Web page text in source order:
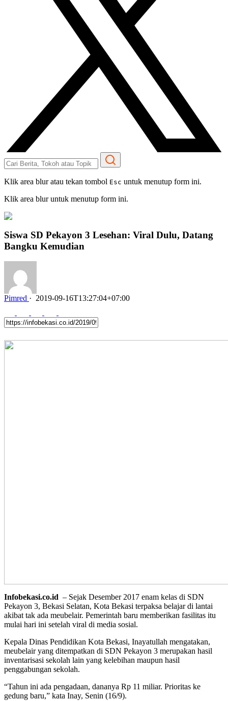
Klik area blur atau tekan tombol Esc untuk menutup form ini.
Klik area blur untuk menutup form ini.
Siswa SD Pekayon 3 Lesehan: Viral Dulu, Datang
Bangku Kemudian
Pimred · 2019-09-16T13:27:04+07:00
Infobekasi.co.id – Sejak Desember 2017 enam kelas di SDN
Pekayon 3, Bekasi Selatan, Kota Bekasi terpaksa belajar di lantai
akibat tak ada meubelair. Pemerintah baru memberikan fasilitas itu
mulai hari ini setelah viral di media sosial.
Kepala Dinas Pendidikan Kota Bekasi, Inayatullah mengatakan,
meubelair yang ditempatkan di SDN Pekayon 3 merupakan hasil
inventarisasi sekolah lain yang kelebihan maupun hasil
penggabungan sekolah.
“Tahun ini ada pengadaan, dananya Rp 11 miliar. Prioritas ke
gedung baru,” kata Inay, Senin (16/9).